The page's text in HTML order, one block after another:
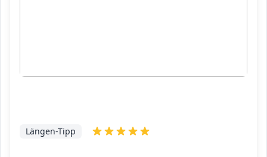
Längen-Tipp